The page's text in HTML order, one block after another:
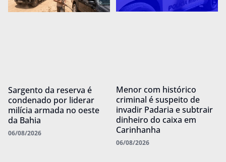
Sargento da reserva é
condenado por liderar
milícia armada no oeste
da Bahia
06/08/2026
Menor com histórico
criminal é suspeito de
invadir Padaria e subtrair
dinheiro do caixa em
Carinhanha
06/08/2026